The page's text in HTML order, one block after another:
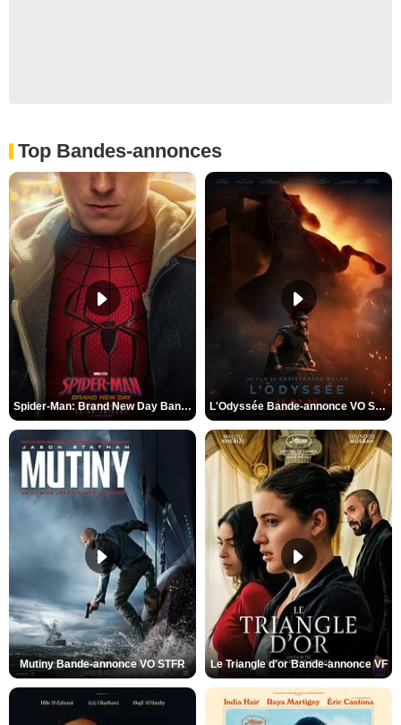
Top Bandes-annonces
Spider-Man: Brand New Day Bande-annonce VO STFR L'Odyssée Bande-annonce VO STFR
Mutiny Bande-annonce VO STFR Le Triangle d'or Bande-annonce VF